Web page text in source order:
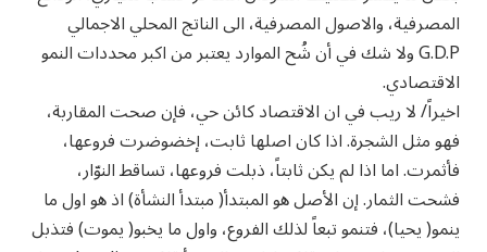
المصرفية، والاصول المصرفية، الى الناتج المحلي الاجمالي
G.D.P ولا شك في أن شُح الموارد يعتبر من اكبر محددات النمو
الاقتصادي.
اخيراً/ لا ريب في ان الاقتصاد كائن حي، فإن صحت المقاربة،
فهو مثل الشجرة. اذا كان اصلها ثابت، إخضوضرت فروعها،
فأثمرت. اما اذا لم يكن ثابتاً، ذبلت فروعها، تساقط النوّار،
فشحت الثمار. إن الأصل هو المبتدأ( مبتدأ النشأة) اذ هو اول ما
ينمو( يحيا)، فتنمو تبعاً لذلك الفروع، واول ما يخبو( يموت) فتذبل